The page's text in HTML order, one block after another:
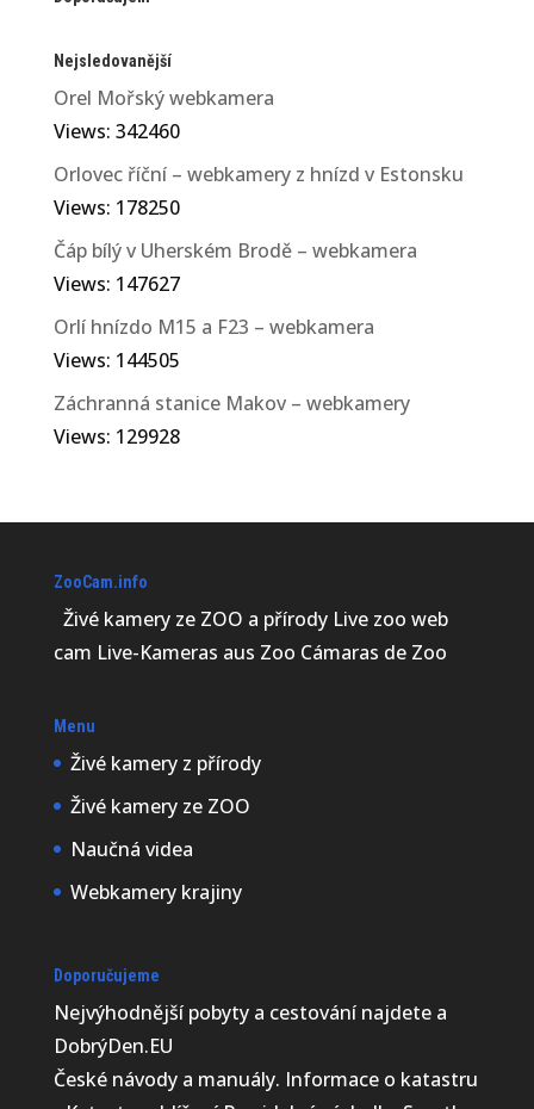
Nejsledovanější
Orel Mořský webkamera
Views: 342460
Orlovec říční – webkamery z hnízd v Estonsku
Views: 178250
Čáp bílý v Uherském Brodě – webkamera
Views: 147627
Orlí hnízdo M15 a F23 – webkamera
Views: 144505
Záchranná stanice Makov – webkamery
Views: 129928
ZooCam.info
Živé kamery ze ZOO a přírody Live zoo web
cam Live-Kameras aus Zoo Cámaras de Zoo
Menu
Živé kamery z přírody
Živé kamery ze ZOO
Naučná videa
Webkamery krajiny
Doporučujeme
Nejvýhodnější pobyty a cestování najdete a
DobrýDen.EU
České návodya manuály. Informace o katastru